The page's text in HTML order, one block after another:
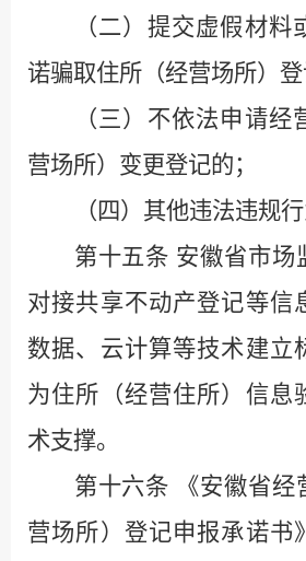
（二）提交虚假材
诺骗取住所（经营场所）
（三）不依法申请
营场所）变更登记的；
（四）其他违法违规行
第十五条 安徽省市场
对接共享不动产登记等信
数据、云计算等技术建立
为住所（经营住所）信息
术支撑。
第十六条
《安徽省
营场所）登记申报承诺书